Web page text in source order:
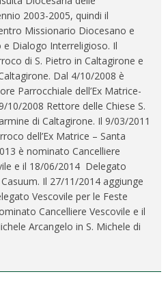
2003-2005, quindi il
Missionario Diocesano e
e Dialogo Interreligioso. Il
di S. Pietro in Caltagirone e
Dal 4/10/2008 è
Parrocchiale dell’Ex Matrice-
10/2008 Rettore delle Chiese S.
di Caltagirone. Il 9/03/2011
dell’Ex Matrice – Santa
è nominato Cancelliere
e il 18/06/2014 Delegato
Il 27/11/2014 aggiunge
Vescovile per le Feste
Cancelliere Vescovile e il
Arcangelo in S. Michele di